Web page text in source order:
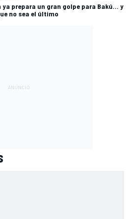
ya prepara un gran golpe para Bakú... y
no sea el último